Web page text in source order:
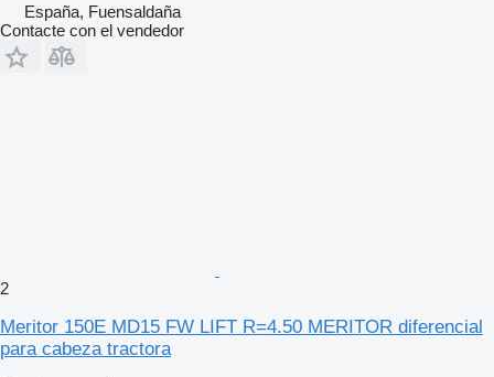
España, Fuensaldaña
Contacte con el vendedor
2
Meritor 150E MD15 FW LIFT R=4.50 MERITOR diferencial
para cabeza tractora